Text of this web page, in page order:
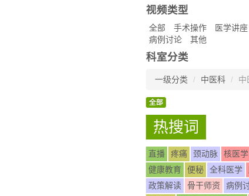
视频类型
全部 手术操作 医学讲座
病例讨论 其他
科室分类
一级分类 / 中医科 / 中
全部
热搜词
直播 疼痛 颈动脉 核医学
健康教育
便秘 全科医学
政策解读
骨干师资 病例